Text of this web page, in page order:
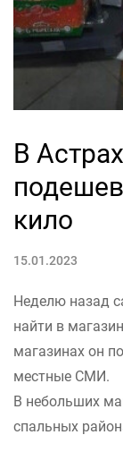
В
кило
15.01.2023
Неделю назад
найти в
магазинах он
местные СМИ.
В небольших
спальных